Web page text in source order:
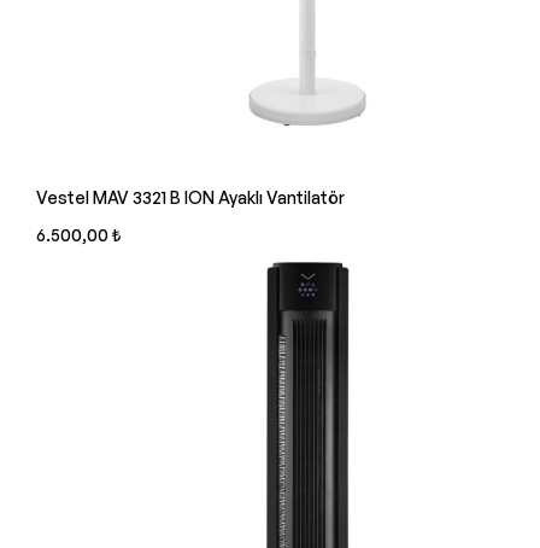
Vestel MAV 3321 B ION Ayaklı Vantilatör
6.500,00 ₺